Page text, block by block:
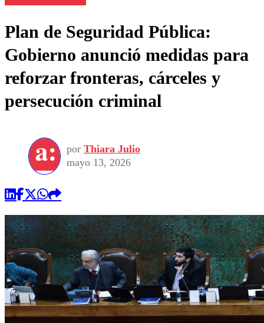
Plan de Seguridad Pública:
Gobierno anunció medidas para
reforzar fronteras, cárceles y
persecución criminal
por Thiara Julio
mayo 13, 2026